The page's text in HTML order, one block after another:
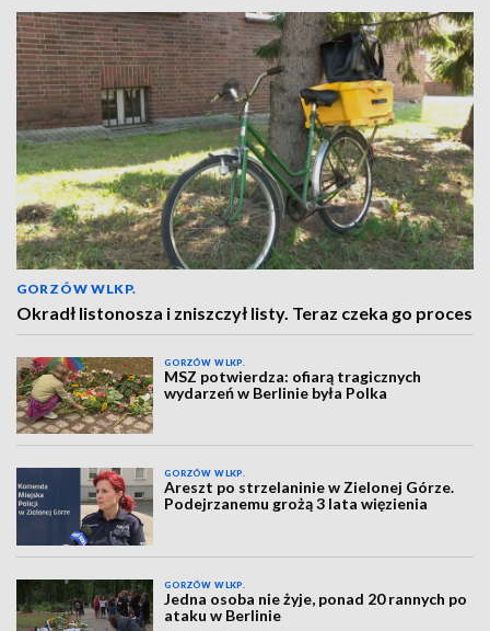
GORZÓW WLKP.
Okradł listonosza i zniszczył listy. Teraz czeka go proces
GORZÓW WLKP.
MSZ potwierdza: ofiarą tragicznych
wydarzeń w Berlinie była Polka
GORZÓW WLKP.
Areszt po strzelaninie w Zielonej Górze.
Podejrzanemu grożą 3 lata więzienia
GORZÓW WLKP.
Jedna osoba nie żyje, ponad 20 rannych po
ataku w Berlinie